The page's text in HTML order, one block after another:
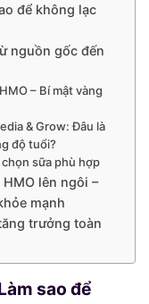
để không lạc
nguồn gốc đến
– Bí mật vàng
& Grow: Đâu là
độ tuổi?
sữa phù hợp
lên ngôi –
mạnh
trưởng toàn
sao để